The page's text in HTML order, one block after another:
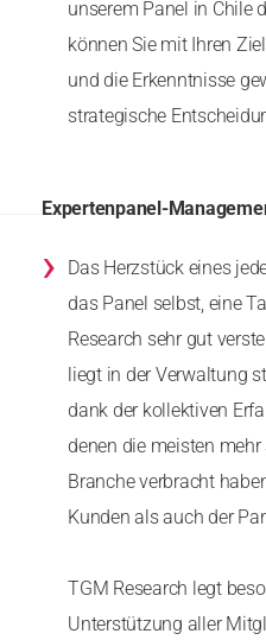
unserem Panel in Chile
können Sie mit Ihren
und die Erkenntnisse
strategische
Expertenpanel-
›
Das Herzstück eines
das Panel selbst, eine
Research sehr gut
liegt in der Verwaltung
dank der kollektiven
denen die meisten
Branche verbracht
Kunden als auch der
TGM Research legt
Unterstützung aller